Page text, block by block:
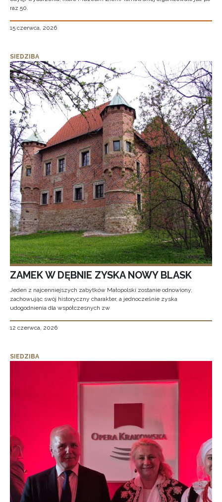
raz 50.
15 czerwca, 2026
SIEDZIBA
ZAMEK W DĘBNIE ZYSKA NOWY BLASK
Jeden z najcenniejszych zabytków Małopolski zostanie odnowiony,
zachowując swój historyczny charakter, a jednocześnie zyska
udogodnienia dla współczesnych zw
12 czerwca, 2026
SIEDZIBA